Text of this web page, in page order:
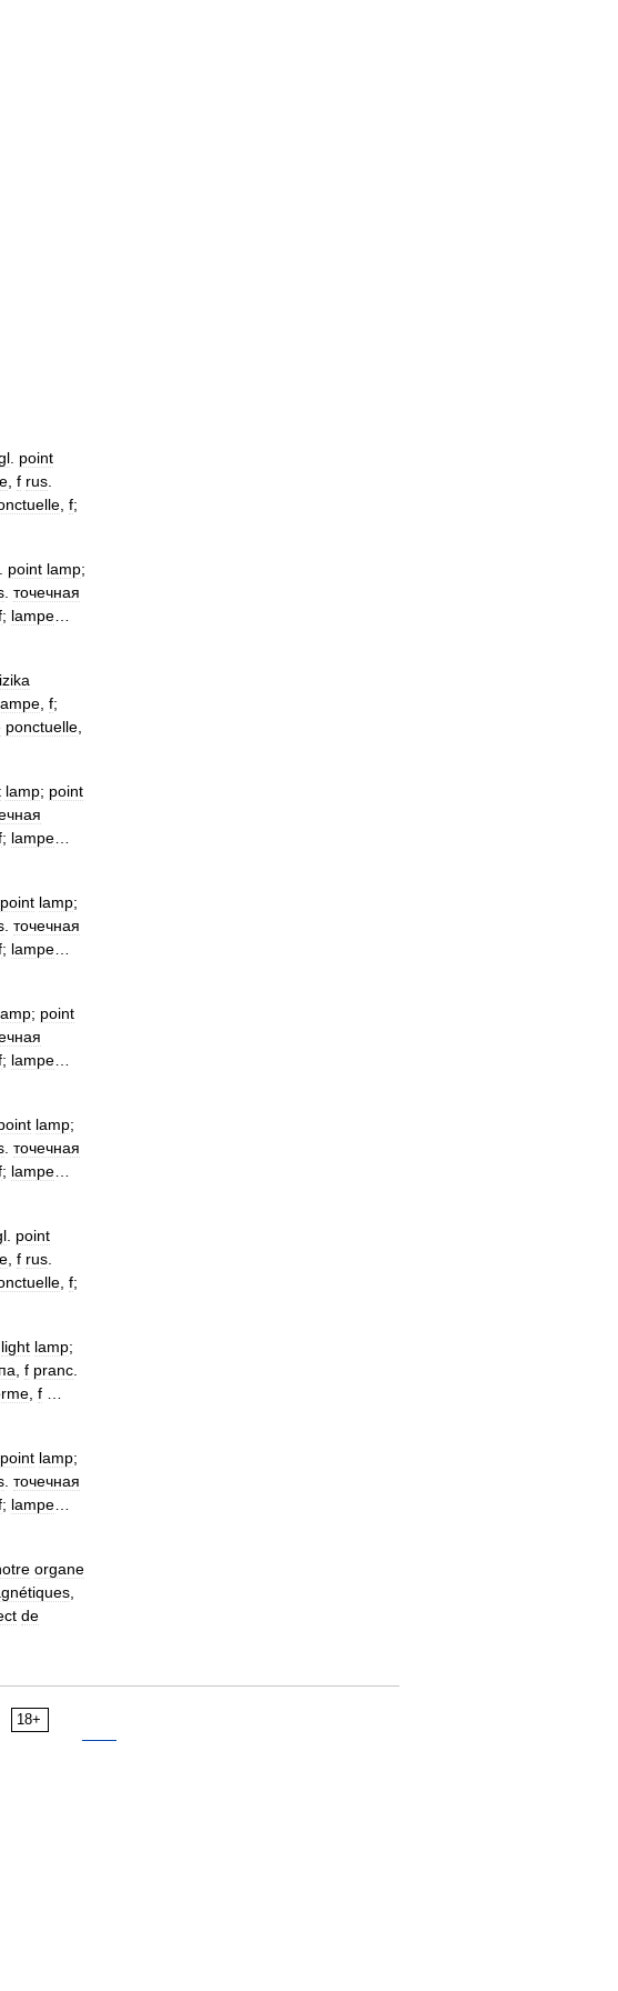
point
f rus
f;
point lamp;
точечная
; lampe
f;
ponctuelle
lamp; point
; lampe
point lamp;
точечная
; lampe
; point
; lampe
lamp;
точечная
; lampe
point
f rus
f;
light lamp;
f pranc
f
point lamp;
точечная
; lampe
organe
de
18+